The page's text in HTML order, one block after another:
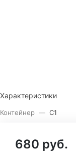
Характеристики
Контейнер — С1
680 руб.